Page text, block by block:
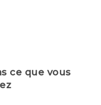
ce que vous